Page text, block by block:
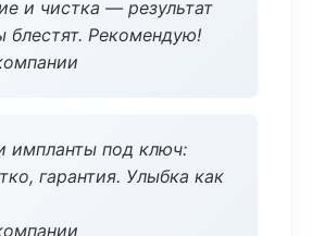
и чистка — результат
блестят. Рекомендую!
импланты под ключ:
гарантия. Улыбка как